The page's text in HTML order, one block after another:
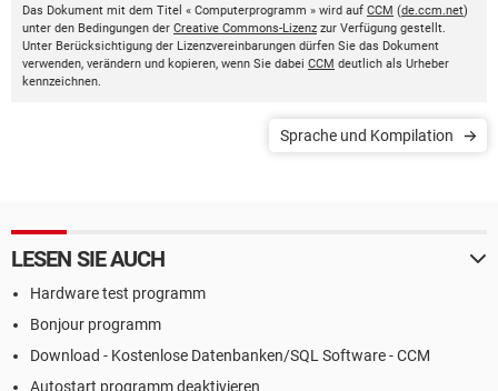
Das Dokument mit dem Titel « Computerprogramm » wird auf CCM (de.ccm.net)
unter den Bedingungen der Creative Commons-Lizenz zur Verfügung gestellt.
Unter Berücksichtigung der Lizenzvereinbarungen dürfen Sie das Dokument
verwenden, verändern und kopieren, wenn Sie dabei CCM deutlich als Urheber
kennzeichnen.
Sprache und Kompilation
LESEN SIE AUCH
Hardware test programm
Bonjour programm
Download - Kostenlose Datenbanken/SQL Software - CCM
Autostart programm deaktivieren